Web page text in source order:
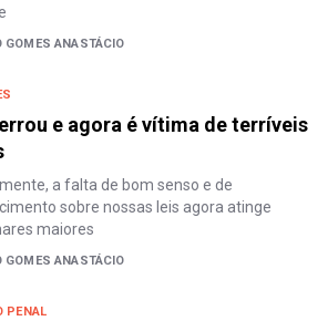
GOMES ANASTÁCIO
e agora é vítima de terríveis
a falta de bom senso e de
sobre nossas leis agora atinge
maiores
GOMES ANASTÁCIO
PENAL